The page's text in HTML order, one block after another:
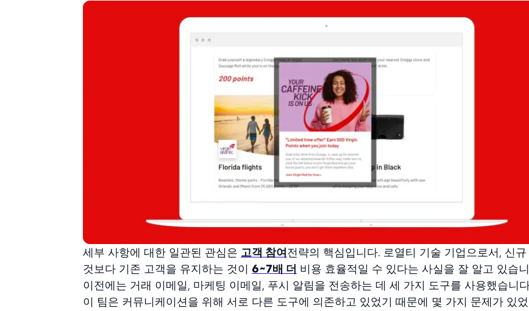
세부 사항에 대한 일관된 관심은 고객 참여전략의 핵심입니다. 로열티 기술 기업으로서, 신
것보다 기존 고객을 유지하는 것이 6~7배 더 비용 효율적일 수 있다는 사실을 잘 알고 있습
이전에는 거래 이메일, 마케팅 이메일, 푸시 알림을 전송하는 데 세 가지 도구를 사용했습니
이 팀은 커뮤니케이션을 위해 서로 다른 도구에 의존하고 있었기 때문에 몇 가지 문제가 있